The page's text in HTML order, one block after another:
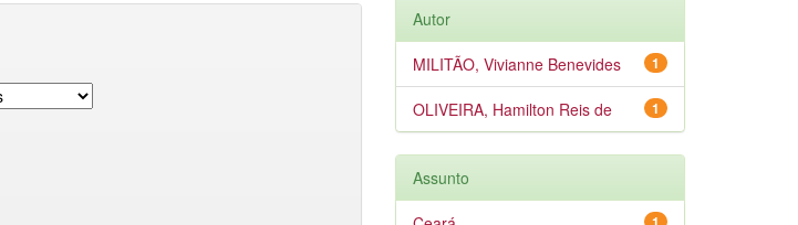
Autor
1
MILITÃO, Vivianne Benevides
1
OLIVEIRA, Hamilton Reis de
Assunto